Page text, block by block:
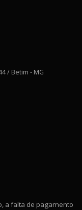
/ Betim - MG
a falta de pagamento